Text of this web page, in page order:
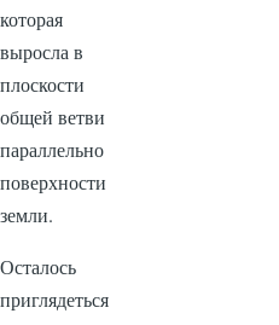
которая
выросла в
плоскости
общей ветви
параллельно
поверхности
земли.
Осталось
приглядеться